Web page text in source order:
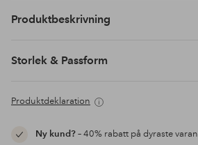
Produktbeskrivning
Storlek & Passform
Produktdeklaration
Ny kund?– 40% rabatt på dyraste